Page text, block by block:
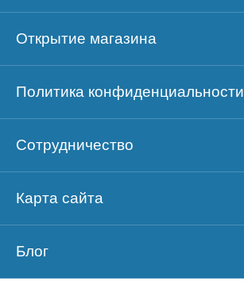
Открытие магазина
Политика конфиденциальности
Сотрудничество
Карта сайта
Блог